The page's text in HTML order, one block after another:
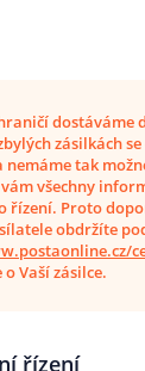
dostáváme
zásilkách
nemáme tak
všechny
řízení. Proto
obdržíte
Vaší zásilce.
řízení